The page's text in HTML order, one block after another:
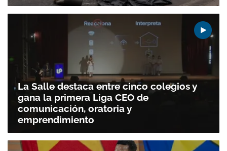
ACEPTAR
La Salle destaca entre cinco colegios y
gana la primera Liga CEO de
comunicación, oratoria y
emprendimiento